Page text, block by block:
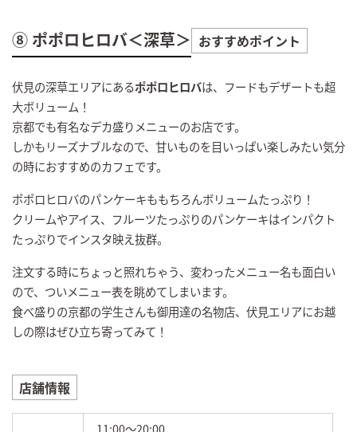
⑧ ポポロヒロバ＜深草＞ おすすめポイント
伏見の深草エリアにあるポポロヒロバは、フードもデザートも超
大ボリューム！
京都でも有名なデカ盛りメニューのお店です。
しかもリーズナブルなので、甘いものを目いっぱい楽しみたい気分
の時におすすめのカフェです。
ポポロヒロバのパンケーキももちろんボリュームたっぷり！
クリームやアイス、フルーツたっぷりのパンケーキはインパクト
たっぷりでインスタ映え抜群。
注文する時にちょっと照れちゃう、変わったメニュー名も面白い
ので、ついメニュー表を眺めてしまいます。
食べ盛りの京都の学生さんも御用達の名物店、伏見エリアにお越
しの際はぜひ立ち寄ってみて！
店舗情報
11:00～20:00